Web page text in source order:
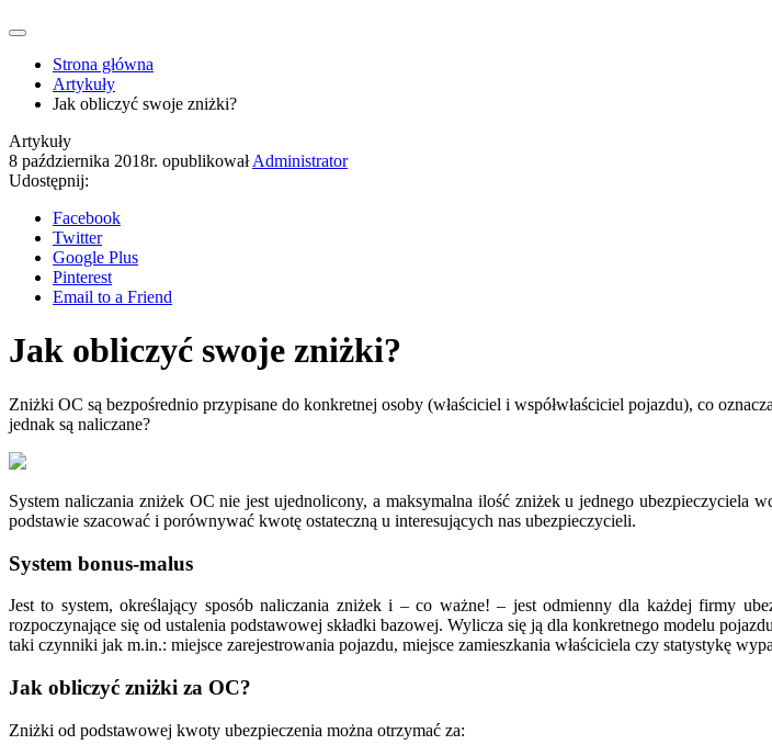
Strona główna
Artykuły
Jak obliczyć swoje zniżki?
Artykuły
8 października 2018r. opublikował Administrator
Udostępnij:
Facebook
Twitter
Google Plus
Pinterest
Email to a Friend
Jak obliczyć swoje zniżki?
Zniżki OC są bezpośrednio przypisane do konkretnej osoby (właściciel i współwłaściciel pojazdu), co
jednak są naliczane?
System naliczania zniżek OC nie jest ujednolicony, a maksymalna ilość zniżek u jednego
podstawie szacować i porównywać kwotę ostateczną u interesujących nas ubezpieczycieli.
System bonus-malus
Jest to system, określający sposób naliczania zniżek i – co ważne! – jest odmienny dla każdej firmy
rozpoczynające się od ustalenia podstawowej składki bazowej. Wylicza się ją dla konkretnego modelu
taki czynniki jak m.in.: miejsce zarejestrowania pojazdu, miejsce zamieszkania właściciela czy statystykę
Jak obliczyć zniżki za OC?
Zniżki od podstawowej kwoty ubezpieczenia można otrzymać za: